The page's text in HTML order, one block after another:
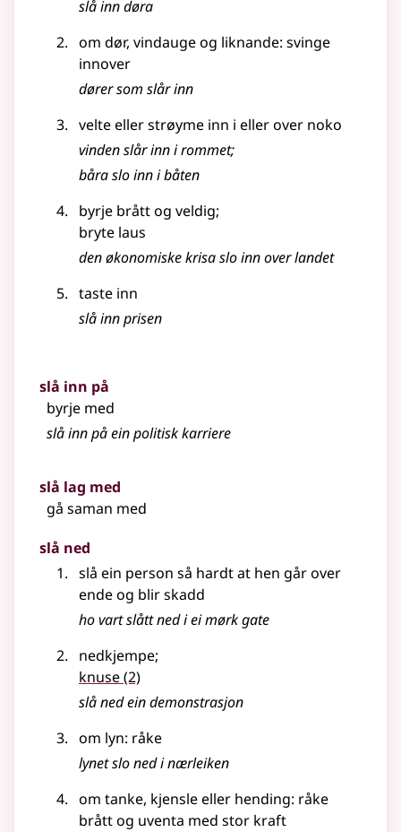
slå inn døra
om dør, vindaugeog liknande: svinge
innover
dører som slår inn
velte eller strøyme inn i eller over noko
vinden slår inn i rommet;
båra slo inn i båten
byrje brått og veldig;
bryte laus
den økonomiske krisa slo inn over landet
taste inn
slå inn prisen
slå inn på
byrje med
slå inn på ein politisk karriere
slå lag med
gå saman med
slå ned
slå ein person så hardt at hen går over
ende og blir skadd
ho vart slått ned i ei mørk gate
nedkjempe;
knuse(2)
slå ned ein demonstrasjon
om lyn: råke
lynet slo ned i nærleiken
om tanke, kjensle eller hending: råke
brått og uventa med stor kraft